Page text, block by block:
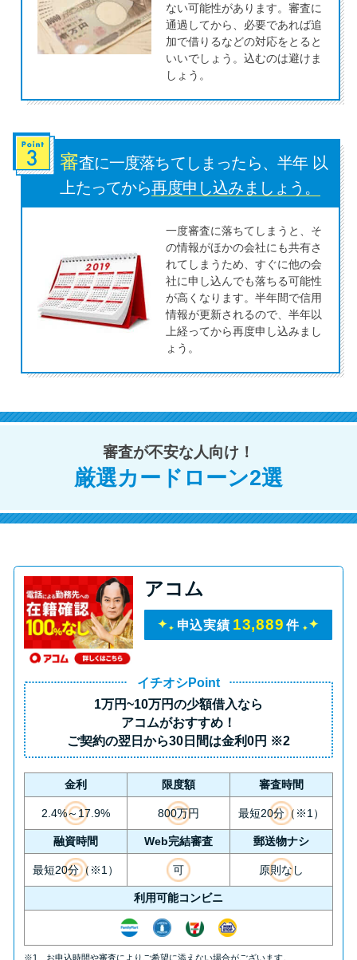
銀行カードローンを選ぶべき4つ
の理由
種類・特徴別一覧
その他コラム
今月の家賃払えない…2ヵ月目に
は解決しないと危険な理由と対
処法3つ
家賃払えないが強制退去は避け
法2選
に悩む人へ街金をおすすめしな
い理由
質屋でお金を借りるには？年利
較
未成年でもお金を借りられる？
学生がお金を借りる方法があ
る？
学生がお金を借りる方法は？親
へのバレにくさや将来への影響
を解説
ソフト闇金とは？悪質な手口に
は要注意！
090金融（闇金）からお金を借り
てはいけない理由と借りた場合
の対処法
ない可能性があります。審査に
通過してから、必要であれば追
加で借りるなどの対応をとると
いいでしょう。込むのは避けま
しょう。
審査に一度落ちてしまったら、半年 以
上たってから再度申し込みましょう。
一度審査に落ちてしまうと、そ
の情報がほかの会社にも共有さ
れてしまうため、すぐに他の会
社に申し込んでも落ちる可能性
が高くなります。半年間で信用
情報が更新されるので、半年以
上経ってから再度申し込みまし
ょう。
審査が不安な人向け！
厳選カードローン2選
アコム
申込実績 13,889 件
イチオシPoint
1万円~10万円の少額借入なら
アコムがおすすめ！
ご契約の翌日から30日間は金利0円 ※2
金利 限度額 審査時間
2.4%～17.9% 800万円 最短20分（※1）
融資時間 Web完結審査 郵送物ナシ
最短20分（※1） 可 原則なし
利用可能コンビニ
※1 お申込時間や審査によりご希望に添えない場合がございます。